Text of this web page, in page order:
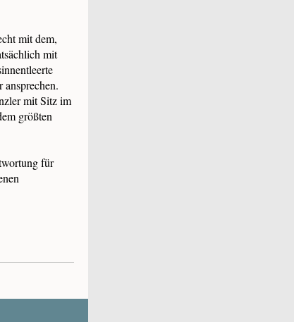
mit dem,
mit
mit Sitz im
größten
für